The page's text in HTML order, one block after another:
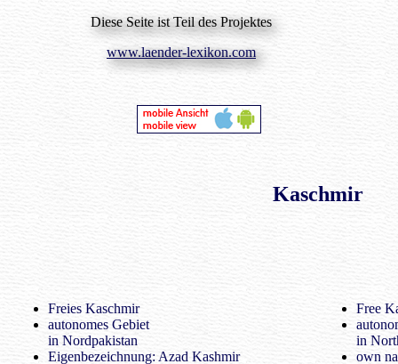
Diese Seite ist Teil des Projektes
www.laender-lexikon.com
Kaschmir
Freies Kaschmir
autonomes Gebiet
in Nordpakistan
Eigenbezeichnung: Azad Kashmir
Free
in
own